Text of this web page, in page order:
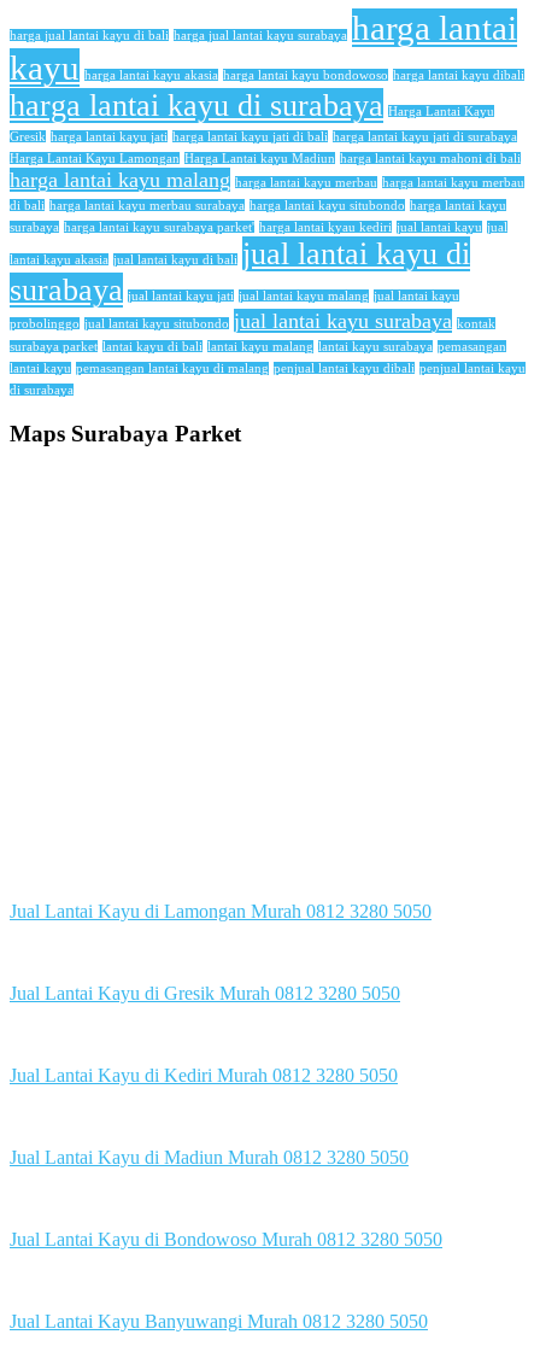
harga jual lantai kayu di bali harga jual lantai kayu surabaya harga lantai
kayu harga lantai kayu akasia harga lantai kayu bondowoso harga lantai kayu dibali
harga lantai kayu di surabaya Harga Lantai Kayu
Gresik harga lantai kayu jati harga lantai kayu jati di bali harga lantai kayu jati di surabaya
Harga Lantai Kayu Lamongan Harga Lantai kayu Madiun harga lantai kayu mahoni di bali
harga lantai kayu malang harga lantai kayu merbau harga lantai kayu merbau
di bali harga lantai kayu merbau surabaya harga lantai kayu situbondo harga lantai kayu
surabaya harga lantai kayu surabaya parket' harga lantai kyau kediri jual lantai kayu jual
lantai kayu akasia jual lantai kayu di bali jual lantai kayu di
surabaya jual lantai kayu jati jual lantai kayu malang jual lantai kayu
probolinggo jual lantai kayu situbondo jual lantai kayu surabaya kontak
surabaya parket lantai kayu di bali lantai kayu malang lantai kayu surabaya pemasangan
lantai kayu pemasangan lantai kayu di malang penjual lantai kayu dibali penjual lantai kayu
di surabaya
Maps Surabaya Parket
Jual Lantai Kayu di Lamongan Murah 0812 3280 5050
Jual Lantai Kayu di Gresik Murah 0812 3280 5050
Jual Lantai Kayu di Kediri Murah 0812 3280 5050
Jual Lantai Kayu di Madiun Murah 0812 3280 5050
Jual Lantai Kayu di Bondowoso Murah 0812 3280 5050
Jual Lantai Kayu Banyuwangi Murah 0812 3280 5050